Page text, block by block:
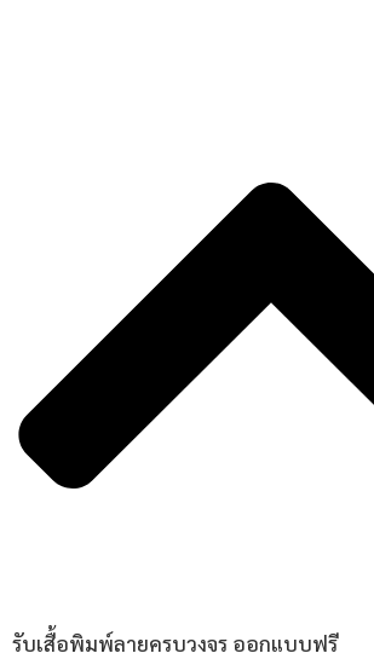
รับเสื้อพิมพ์ลายครบวงจร ออกแบบฟรี